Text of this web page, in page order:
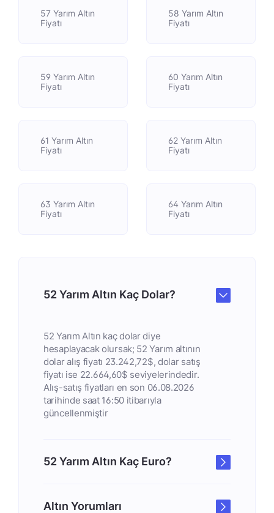
57 Yarım Altın
Fiyatı
58 Yarım Altın
Fiyatı
59 Yarım Altın
Fiyatı
60 Yarım Altın
Fiyatı
61 Yarım Altın
Fiyatı
62 Yarım Altın
Fiyatı
63 Yarım Altın
Fiyatı
64 Yarım Altın
Fiyatı
52 Yarım Altın Kaç Dolar?
52 Yarım Altın kaç dolar diye
hesaplayacak olursak; 52 Yarım altının
dolar alış fiyatı 23.242,72$, dolar satış
fiyatı ise 22.664,60$ seviyelerindedir.
Alış-satış fiyatları en son 06.08.2026
tarihinde saat 16:50 itibarıyla
güncellenmiştir
52 Yarım Altın Kaç Euro?
Altın Yorumları